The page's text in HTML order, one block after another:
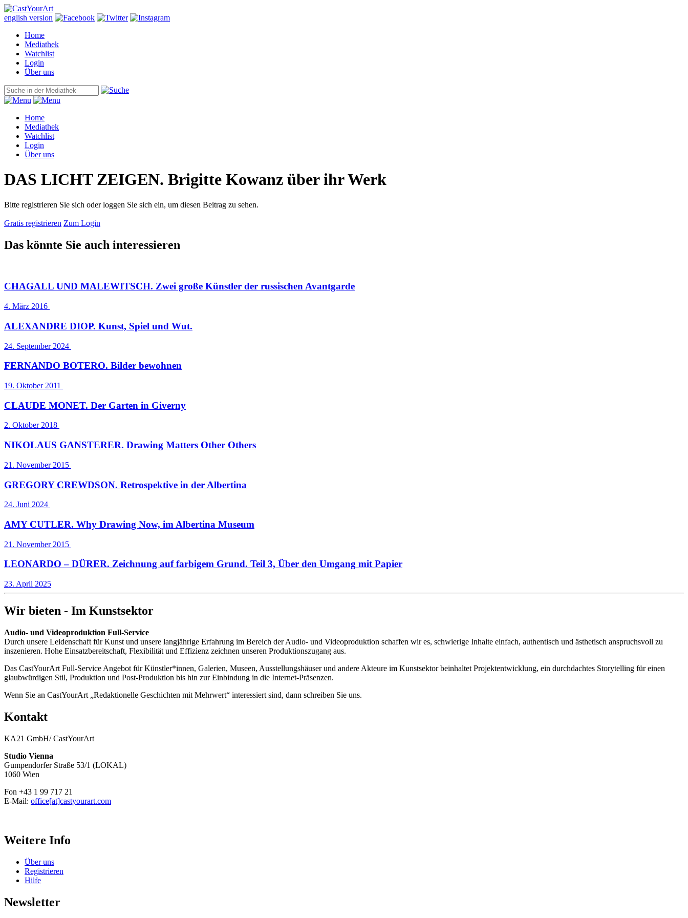
english version
Home
Mediathek
Watchlist
Login
Über uns
Home
Mediathek
Watchlist
Login
Über uns
DAS LICHT ZEIGEN. Brigitte Kowanz über ihr Werk
Bitte registrieren Sie sich oder loggen Sie sich ein, um diesen Beitrag zu sehen.
Gratis registrieren Zum Login
Das könnte Sie auch interessieren
CHAGALL UND MALEWITSCH. Zwei große Künstler der russischen Avantgarde
4. März 2016
ALEXANDRE DIOP. Kunst, Spiel und Wut.
24. September 2024
FERNANDO BOTERO. Bilder bewohnen
19. Oktober 2011
CLAUDE MONET. Der Garten in Giverny
2. Oktober 2018
NIKOLAUS GANSTERER. Drawing Matters Other Others
21. November 2015
GREGORY CREWDSON. Retrospektive in der Albertina
24. Juni 2024
AMY CUTLER. Why Drawing Now, im Albertina Museum
21. November 2015
LEONARDO – DÜRER. Zeichnung auf farbigem Grund. Teil 3, Über den Umgang mit Papier
23. April 2025
Wir bieten - Im Kunstsektor
Audio- und Videoproduktion Full-Service
Durch unsere Leidenschaft für Kunst und unsere langjährige Erfahrung im Bereich der Audio- und Videoproduktion schaffen wir es, schwierige Inhalte einfach, authentisch und ästhetisch anspruchsvoll zu
inszenieren. Hohe Einsatzbereitschaft, Flexibilität und Effizienz zeichnen unseren Produktionszugang aus.
Das CastYourArt Full-Service Angebot für Künstler*innen, Galerien, Museen, Ausstellungshäuser und andere Akteure im Kunstsektor beinhaltet Projektentwicklung, ein durchdachtes Storytelling für einen
glaubwürdigen Stil, Produktion und Post-Produktion bis hin zur Einbindung in die Internet-Präsenzen.
Wenn Sie an CastYourArt „Redaktionelle Geschichten mit Mehrwert“ interessiert sind, dann schreiben Sie uns.
Kontakt
KA21 GmbH/ CastYourArt
Studio Vienna
Gumpendorfer Straße 53/1 (LOKAL)
1060 Wien
Fon +43 1 99 717 21
E-Mail: office[at]castyourart.com
Weitere Info
Über uns
Registrieren
Hilfe
Newsletter